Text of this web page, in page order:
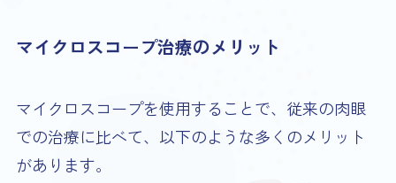
マイクロスコープ治療のメリット
マイクロスコープを使用することで、従来の肉眼
での治療に比べて、以下のような多くのメリット
があります。